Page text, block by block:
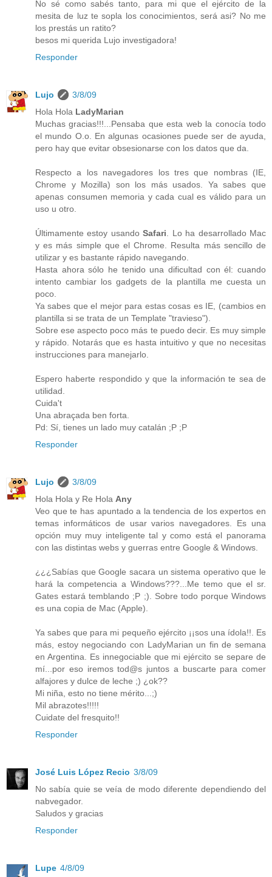
No sé como sabés tanto, para mi que el ejército de la
mesita de luz te sopla los conocimientos, será asi? No me
los prestás un ratito?
besos mi querida Lujo investigadora!
Responder
Lujo
3/8/09
Hola Hola LadyMarian
Muchas gracias!!!...Pensaba que esta web la conocía todo
el mundo O.o. En algunas ocasiones puede ser de ayuda,
pero hay que evitar obsesionarse con los datos que da.
Respecto a los navegadores los tres que nombras (IE,
Chrome y Mozilla) son los más usados. Ya sabes que
apenas consumen memoria y cada cual es válido para un
uso u otro.
Últimamente estoy usandoSafari . Lo ha desarrollado Mac
y es más simple que el Chrome. Resulta más sencillo de
utilizar y es bastante rápido navegando.
Hasta ahora sólo he tenido una dificultad con él: cuando
intento cambiar los gadgets de la plantilla me cuesta un
poco.
Ya sabes que el mejor para estas cosas es IE, (cambios en
plantilla si se trata de un Template "travieso").
Sobre ese aspecto poco más te puedo decir. Es muy simple
y rápido. Notarás que es hasta intuitivo y que no necesitas
instrucciones para manejarlo.
Espero haberte respondido y que la información te sea de
utilidad.
Cuida't
Una abraçada ben forta.
Pd: Sí, tienes un lado muy catalán ;P ;P
Responder
Lujo
3/8/09
Hola Hola y Re Hola Any
Veo que te has apuntado a la tendencia de los expertos en
temas informáticos de usar varios navegadores. Es una
opción muy muy inteligente tal y como está el panorama
con las distintas webs y guerras entre Google & Windows.
¿¿¿Sabías que Google sacara un sistema operativo que le
hará la competencia a Windows???...Me temo que el sr.
Gates estará temblando ;P ;). Sobre todo porque Windows
es una copia de Mac (Apple).
Ya sabes que para mi pequeño ejército ¡¡sos una ídola!!. Es
más, estoy negociando con LadyMarian un fin de semana
en Argentina. Es innegociable que mi ejército se separe de
mí...por eso iremos tod@s juntos a buscarte para comer
alfajores y dulce de leche ;) ¿ok??
Mi niña, esto no tiene mérito...;)
Mil abrazotes!!!!!
Cuidate del fresquito!!
Responder
José Luis López Recio 3/8/09
No sabía quie se veía de modo diferente dependiendo del
nabvegador.
Saludos y gracias
Responder
Lupe 4/8/09